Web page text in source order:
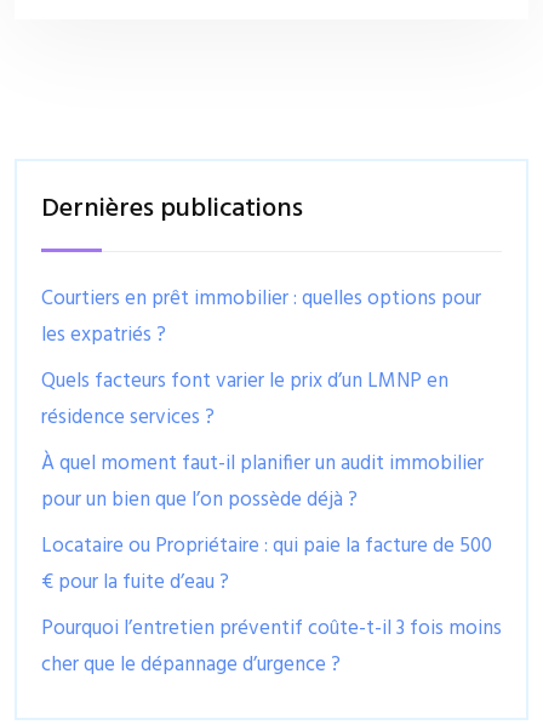
Dernières publications
Courtiers en prêt immobilier : quelles options pour
les expatriés ?
Quels facteurs font varier le prix d’un LMNP en
résidence services ?
À quel moment faut-il planifier un audit immobilier
pour un bien que l’on possède déjà ?
Locataire ou Propriétaire : qui paie la facture de 500
€ pour la fuite d’eau ?
Pourquoi l’entretien préventif coûte-t-il 3 fois moins
cher que le dépannage d’urgence ?